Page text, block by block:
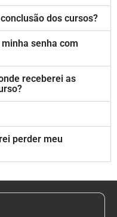
dos cursos?
senha com
receberei as
perder meu